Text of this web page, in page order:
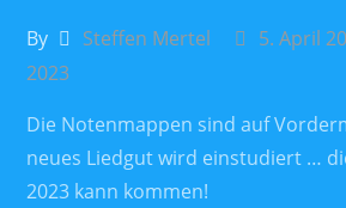
By Steffen Mertel 5. April
2023
Die Notenmappen sind auf
neues Liedgut wird einstudiert …
2023 kann kommen!